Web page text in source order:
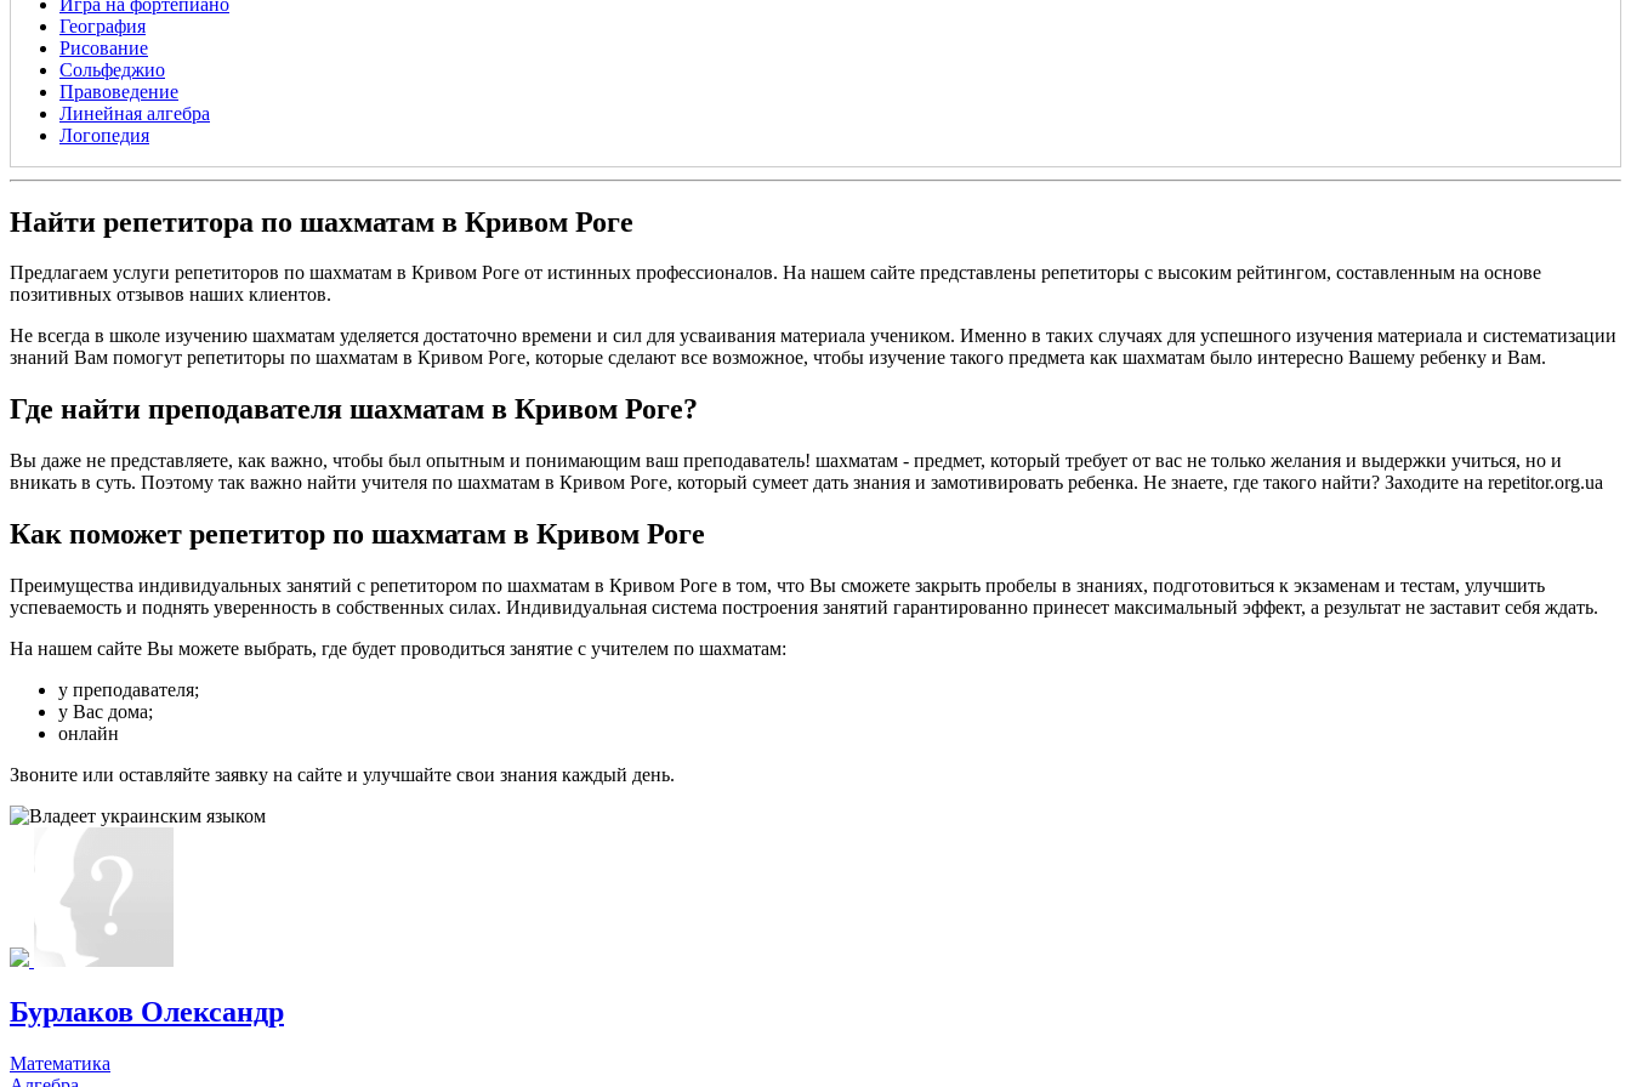
География
Рисование
Сольфеджио
Правоведение
Линейная алгебра
Логопедия
Найти репетитора по шахматам в Кривом Роге
Предлагаем услуги репетиторов по шахматам в Кривом Роге от истинных профессионалов. На нашем сайте представлены репетиторы с высоким рейтингом, составленным на основе
позитивных отзывов наших клиентов.
Не всегда в школе изучению шахматам уделяется достаточно времени и сил для усваивания материала учеником. Именно в таких случаях для успешного изучения материала и систематизации
знаний Вам помогут репетиторы по шахматам в Кривом Роге, которые сделают все возможное, чтобы изучение такого предмета как шахматам было интересно Вашему ребенку и Вам.
Где найти преподавателя шахматам в Кривом Роге?
Вы даже не представляете, как важно, чтобы был опытным и понимающим ваш преподаватель! шахматам - предмет, который требует от вас не только желания и выдержки учиться, но и
вникать в суть. Поэтому так важно найти учителя по шахматам в Кривом Роге, который сумеет дать знания и замотивировать ребенка. Не знаете, где такого найти? Заходите на repetitor.org.ua
Как поможет репетитор по шахматам в Кривом Роге
Преимущества индивидуальных занятий с репетитором по шахматам в Кривом Роге в том, что Вы сможете закрыть пробелы в знаниях, подготовиться к экзаменам и тестам, улучшить
успеваемость и поднять уверенность в собственных силах. Индивидуальная система построения занятий гарантированно принесет максимальный эффект, а результат не заставит себя ждать.
На нашем сайте Вы можете выбрать, где будет проводиться занятие с учителем по шахматам:
у преподавателя;
у Вас дома;
онлайн
Звоните или оставляйте заявку на сайте и улучшайте свои знания каждый день.
Бурлаков Олександр
Математика